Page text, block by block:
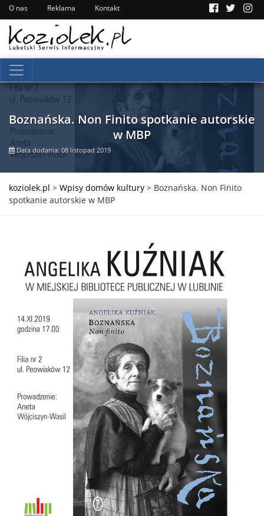
O nas Reklama Kontakt
Boznańska. Non Finito spotkanie autorskie
w MBP
Data dodania: 08 listopad 2019
koziolek.pl > Wpisy domów kultury > Boznańska. Non Finito
spotkanie autorskie w MBP